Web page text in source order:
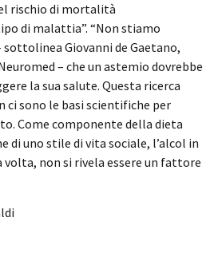
rischio di mortalità
di malattia”. “Non stiamo
Giovanni de Gaetano,
– che un astemio dovrebbe
la sua salute. Questa ricerca
ci sono le basi scientifiche per
Come componente della dieta
di uno stile di vita sociale, l’alcol in
volta, non si rivela essere un fattore